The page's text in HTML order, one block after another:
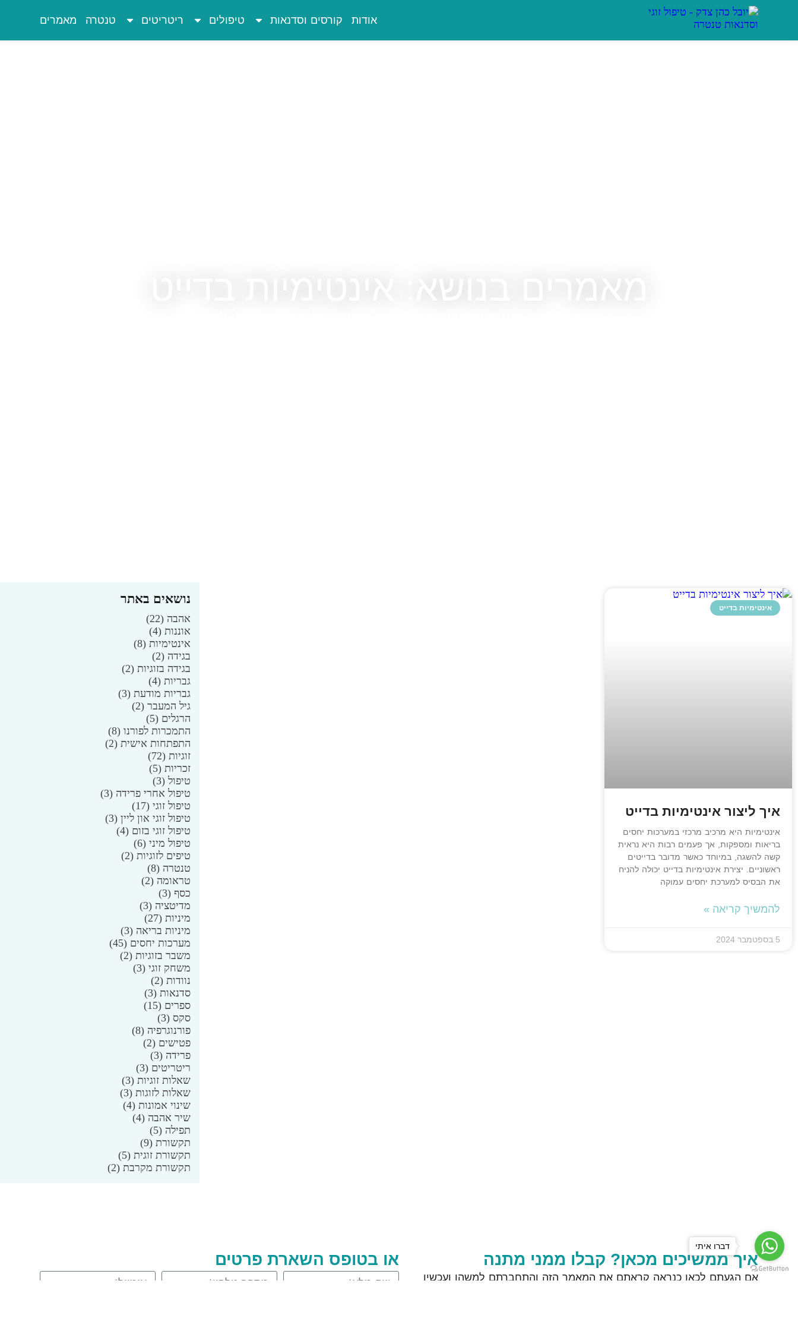
אודות קורסים וסדנאות טיפולים ריטריטים טנטרה מאמרים
אינטימיות בדייט
איך ליצור אינטימיות בדייט
אינטימיות היא מרכיב מרכזי במערכות יחסים
בריאות ומספקות, אך פעמים רבות היא נראית
קשה להשגה, במיוחד כאשר מדובר בדייטים
ראשוניים. יצירת אינטימיות בדייט יכולה להניח
את הבסיס למערכת יחסים עמוקה
להמשיך קריאה »
5 בספטמבר 2024
נושאים באתר
אהבה (22)
אוננות (4)
אינטימיות (8)
בגידה (2)
בגידה בזוגיות (2)
גבריות (4)
גבריות מודעת (3)
גיל המעבר (2)
הרגלים (5)
התמכרות לפורנו (8)
התפתחות אישית (2)
זוגיות (72)
זכריות (5)
טיפול (3)
טיפול אחרי פרידה (3)
טיפול זוגי (17)
טיפול זוגי און ליין (3)
טיפול זוגי בזום (4)
טיפול מיני (6)
טיפים לזוגיות (2)
טנטרה (8)
טראומה (2)
כסף (3)
מדיטציה (3)
מיניות (27)
מיניות בריאה (3)
מערכות יחסים (45)
משבר בזוגיות (2)
משחק זוגי (3)
נוודות (2)
סדנאות (3)
ספרים (15)
סקס (3)
פורנוגרפיה (8)
פטישים (2)
פרידה (3)
ריטריטים (3)
שאלות זוגיות (3)
שאלות לזוגות (3)
שינוי אמונות (4)
שיר אהבה (4)
תפילה (5)
תקשורת (9)
תקשורת זוגית (5)
תקשורת מקרבת (2)
איך ממשיכים מכאן? קבלו ממני מתנה
אם הגעתם לכאן כנראה קראתם את המאמר הזה והתחברתם למשהו ועכשיו
או בטופס השארת פרטים
דברו איתי